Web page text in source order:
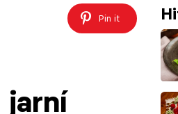
ČASOPIS
Pin it
jarní